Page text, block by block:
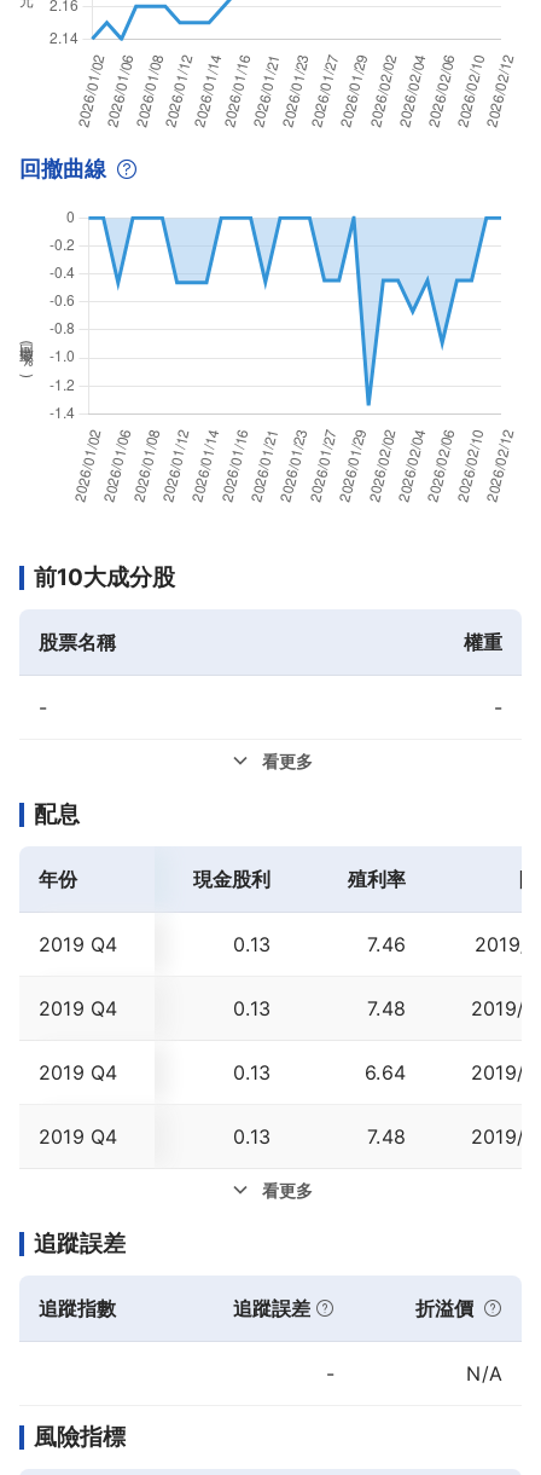
回撤曲線
回撤率(
%
)
前10大成分股
股票名稱 權重
- -
看更多
配息
年份 現金股利 殖利率
2019 Q4 0.13 7.46 2019/
2019 Q4 0.13 7.48 2019/
2019 Q4 0.13 6.64 2019/
2019 Q4 0.13 7.48 2019/
看更多
追蹤誤差
追蹤指數 追蹤誤差 折溢價
- N/A
風險指標